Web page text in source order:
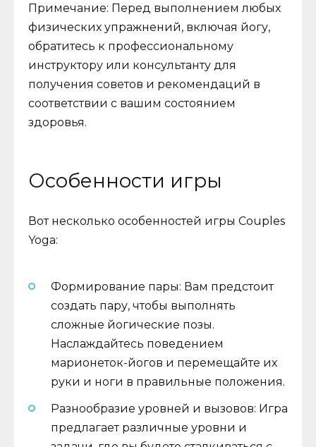
Примечание: Перед выполнением любых
физических упражнений, включая йогу,
обратитесь к профессиональному
инструктору или консультанту для
получения советов и рекомендаций в
соответствии с вашим состоянием
здоровья.
Особенности игры
Вот несколько особенностей игры Couples
Yoga:
Формирование пары: Вам предстоит
создать пару, чтобы выполнять
сложные йогические позы.
Наслаждайтесь поведением
марионеток-йогов и перемещайте их
руки и ноги в правильные положения.
Разнообразие уровней и вызовов: Игра
предлагает различные уровни и